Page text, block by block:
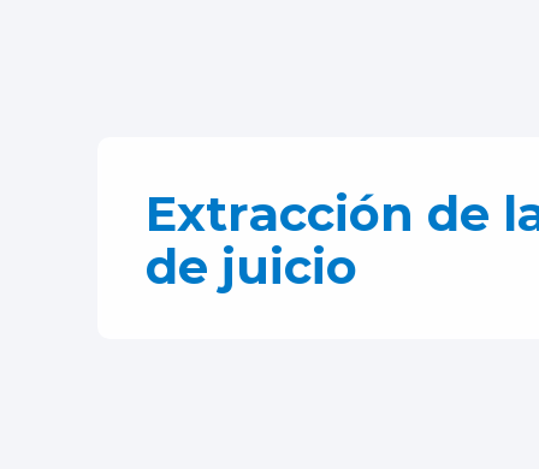
Extracción de
de juicio